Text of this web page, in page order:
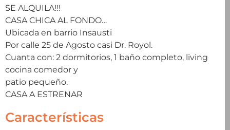
SE ALQUILA!!!
CASA CHICA AL FONDO…
Ubicada en barrio Insausti
Por calle 25 de Agosto casi Dr. Royol.
Cuanta con: 2 dormitorios, 1 baño completo, living
cocina comedor y
patio pequeño.
CASA A ESTRENAR
Características